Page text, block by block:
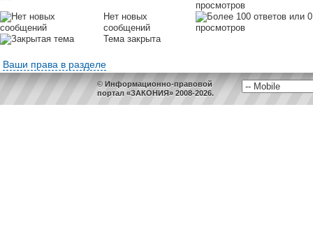
Нет новых
сообщений
Тема закрыта
Ваши права в разделе
© Информационно-правовой
портал «ЗАКОНИЯ» 2008-2026.